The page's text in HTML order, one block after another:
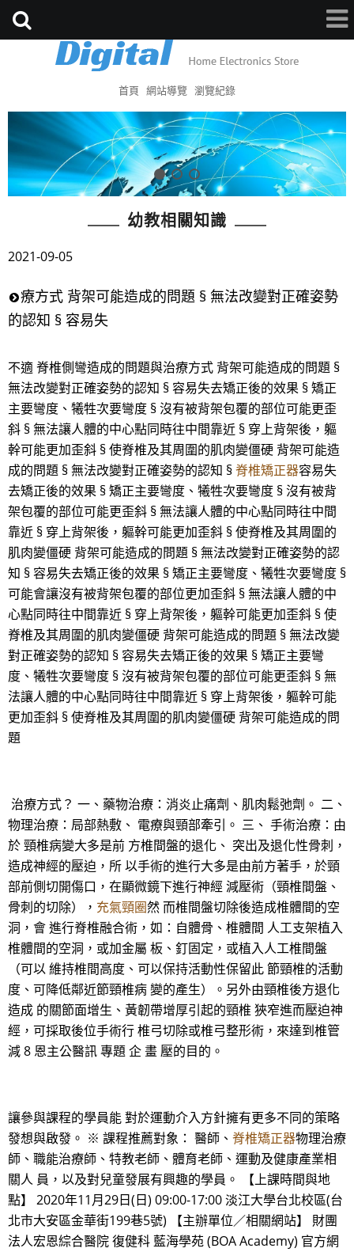
首頁 網站導覽 瀏覽紀錄
幼教相關知識
2021-09-05
療方式 背架可能造成的問題 § 無法改變對正確姿勢
的認知 § 容易失
不適 脊椎側彎造成的問題與治療方式 背架可能造成的問題 §
無法改變對正確姿勢的認知 § 容易失去矯正後的效果 § 矯正
主要彎度、犧牲次要彎度 § 沒有被背架包覆的部位可能更歪
斜 § 無法讓人體的中心點同時往中間靠近 § 穿上背架後，軀
幹可能更加歪斜 § 使脊椎及其周圍的肌肉變僵硬 背架可能造
成的問題 § 無法改變對正確姿勢的認知 §脊椎矯正器容易失
去矯正後的效果 § 矯正主要彎度、犧牲次要彎度 § 沒有被背
架包覆的部位可能更歪斜 § 無法讓人體的中心點同時往中間
靠近 § 穿上背架後，軀幹可能更加歪斜 § 使脊椎及其周圍的
肌肉變僵硬 背架可能造成的問題 § 無法改變對正確姿勢的認
知 § 容易失去矯正後的效果 § 矯正主要彎度、犧牲次要彎度 §
可能會讓沒有被背架包覆的部位更加歪斜 § 無法讓人體的中
心點同時往中間靠近 § 穿上背架後，軀幹可能更加歪斜 § 使
脊椎及其周圍的肌肉變僵硬 背架可能造成的問題 § 無法改變
對正確姿勢的認知 § 容易失去矯正後的效果 § 矯正主要彎
度、犧牲次要彎度 § 沒有被背架包覆的部位可能更歪斜 § 無
法讓人體的中心點同時往中間靠近 § 穿上背架後，軀幹可能
更加歪斜 § 使脊椎及其周圍的肌肉變僵硬 背架可能造成的問
題
治療方式？ 一、藥物治療：消炎止痛劑、肌肉鬆弛劑。 二、
物理治療：局部熱敷、 電療與頸部牽引。 三、 手術治療：由
於 頸椎病變大多是前 方椎間盤的退化、 突出及退化性骨刺，
造成神經的壓迫，所 以手術的進行大多是由前方著手，於頸
部前側切開傷口，在顯微鏡下進行神經 減壓術（頸椎間盤、
骨刺的切除）， 充氣頸圈然 而椎間盤切除後造成椎體間的空
洞，會 進行脊椎融合術，如：自體骨、椎體間 人工支架植入
椎體間的空洞，或加金屬 板、釘固定，或植入人工椎間盤
（可以 維持椎間高度、可以保持活動性保留此 節頸椎的活動
度、可降低鄰近節頸椎病 變的產生）。另外由頸椎後方退化
造成 的關節面增生、黃韌帶增厚引起的頸椎 狹窄進而壓迫神
經，可採取後位手術行 椎弓切除或椎弓整形術，來達到椎管
減 8 恩主公醫訊 專題 企 畫 壓的目的。
讓參與課程的學員能 對於運動介入方針擁有更多不同的策略
發想與啟發。 ※ 課程推薦對象： 醫師、 脊椎矯正器物理治療
師、職能治療師、特教老師、體育老師、運動及健康產業相
關人 員，以及對兒童發展有興趣的學員。 【上課時間與地
點】 2020年11月29日(日) 09:00-17:00 淡江大學台北校區(台
北市大安區金華街199巷5號) 【主辦單位／相關網站】 財團
法人宏恩綜合醫院 復健科 藍海學苑 (BOA Academy) 官方網